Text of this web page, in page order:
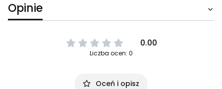
Opinie
0.00
Liczba ocen: 0
Oceń i opisz